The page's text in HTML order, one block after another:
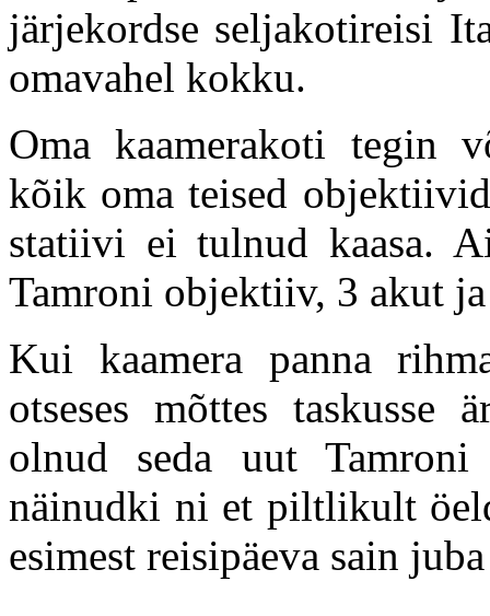
järjekordse seljakotireisi
omavahel kokku.
Oma kaamerakoti tegin
kõik oma teised
statiivi ei tulnud kaasa.
Tamroni objektiiv, 3 akut
Kui kaamera panna
otseses mõttes taskusse
olnud seda uut
näinudki ni et piltlikult
esimest reisipäeva sain